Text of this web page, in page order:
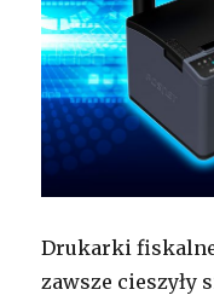
Drukarki
zawsze cieszyły